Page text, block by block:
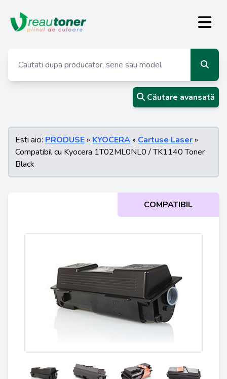
Căutare avansată
Esti aici: PRODUSE » KYOCERA » Cartuse Laser »
Compatibil cu Kyocera 1T02ML0NL0 / TK1140 Toner
Black
COMPATIBIL